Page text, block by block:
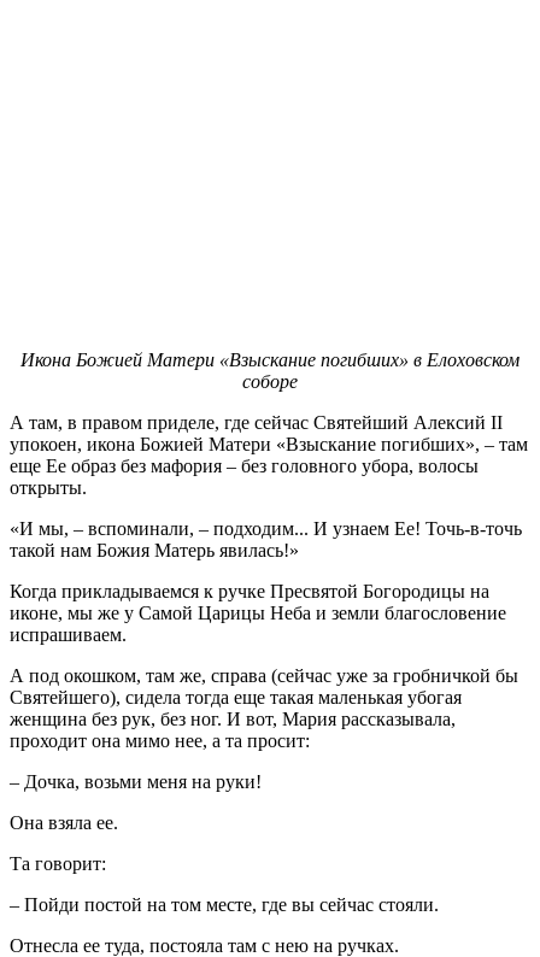
Икона Божией Матери «Взыскание погибших» в Елоховском
соборе
А там, в правом приделе, где сейчас Святейший Алексий II
упокоен, икона Божией Матери «Взыскание погибших», – там
еще Ее образ без мафория – без головного убора, волосы
открыты.
«И мы, – вспоминали, – подходим... И узнаем Ее! Точь-в-точь
такой нам Божия Матерь явилась!»
Когда прикладываемся к ручке Пресвятой Богородицы на
иконе, мы же у Самой Царицы Неба и земли благословение
испрашиваем.
А под окошком, там же, справа (сейчас уже за гробничкой бы
Святейшего), сидела тогда еще такая маленькая убогая
женщина без рук, без ног. И вот, Мария рассказывала,
проходит она мимо нее, а та просит:
– Дочка, возьми меня на руки!
Она взяла ее.
Та говорит:
– Пойди постой на том месте, где вы сейчас стояли.
Отнесла ее туда, постояла там с нею на ручках.